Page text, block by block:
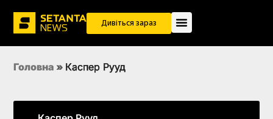
Дивіться зараз
Головна » Каспер Рууд